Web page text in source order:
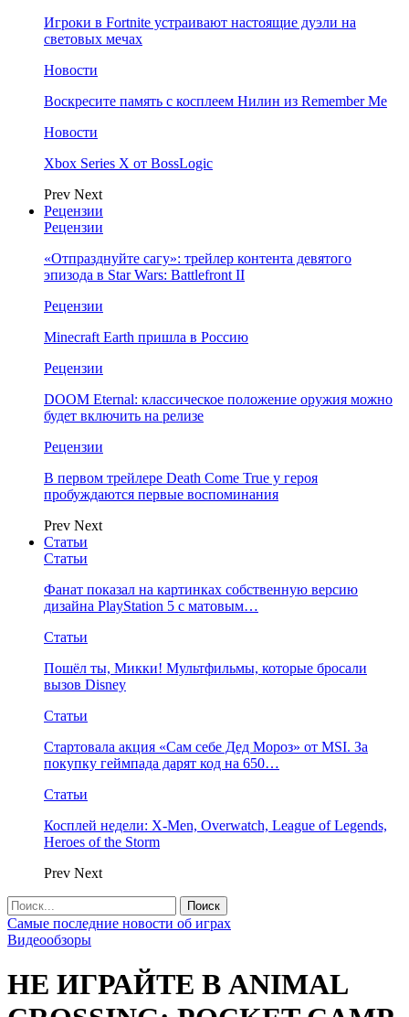
Игроки в Fortnite устраивают настоящие дуэли на
световых мечах
Новости
Воскресите память с косплеем Нилин из Remember Me
Новости
Xbox Series X от BossLogic
Prev Next
Рецензии
Рецензии
«Отпразднуйте сагу»: трейлер контента девятого
эпизода в Star Wars: Battlefront II
Рецензии
Minecraft Earth пришла в Россию
Рецензии
DOOM Eternal: классическое положение оружия можно
будет включить на релизе
Рецензии
В первом трейлере Death Come True у героя
пробуждаются первые воспоминания
Prev Next
Статьи
Статьи
Фанат показал на картинках собственную версию
дизайна PlayStation 5 с матовым…
Статьи
Пошёл ты, Микки! Мультфильмы, которые бросали
вызов Disney
Статьи
Стартовала акция «Сам себе Дед Мороз» от MSI. За
покупку геймпада дарят код на 650…
Статьи
Косплей недели: X-Men, Overwatch, League of Legends,
Heroes of the Storm
Prev Next
Самые последние новости об играх
Видеообзоры
НЕ ИГРАЙТЕ В ANIMAL